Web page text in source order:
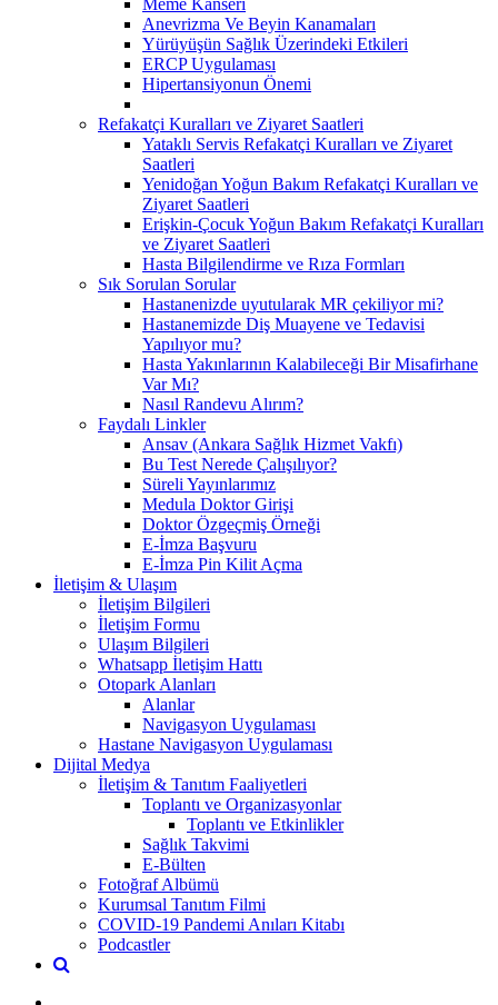
Anevrizma Ve Beyin Kanamaları
Yürüyüşün Sağlık Üzerindeki Etkileri
ERCP Uygulaması
Hipertansiyonun Önemi
Refakatçi Kuralları ve Ziyaret Saatleri
Yataklı Servis Refakatçi Kuralları ve Ziyaret
Saatleri
Yenidoğan Yoğun Bakım Refakatçi Kuralları ve
Ziyaret Saatleri
Erişkin-Çocuk Yoğun Bakım Refakatçi Kuralları
ve Ziyaret Saatleri
Hasta Bilgilendirme ve Rıza Formları
Sık Sorulan Sorular
Hastanenizde uyutularak MR çekiliyor mi?
Hastanemizde Diş Muayene ve Tedavisi
Yapılıyor mu?
Hasta Yakınlarının Kalabileceği Bir Misafirhane
Var Mı?
Nasıl Randevu Alırım?
Faydalı Linkler
Ansav (Ankara Sağlık Hizmet Vakfı)
Bu Test Nerede Çalışılıyor?
Süreli Yayınlarımız
Medula Doktor Girişi
Doktor Özgeçmiş Örneği
E-İmza Başvuru
E-İmza Pin Kilit Açma
İletişim & Ulaşım
İletişim Bilgileri
İletişim Formu
Ulaşım Bilgileri
Whatsapp İletişim Hattı
Otopark Alanları
Alanlar
Navigasyon Uygulaması
Hastane Navigasyon Uygulaması
Dijital Medya
İletişim & Tanıtım Faaliyetleri
Toplantı ve Organizasyonlar
Toplantı ve Etkinlikler
Sağlık Takvimi
E-Bülten
Fotoğraf Albümü
Kurumsal Tanıtım Filmi
COVID-19 Pandemi Anıları Kitabı
Podcastler